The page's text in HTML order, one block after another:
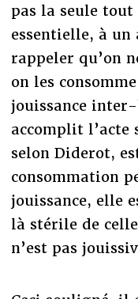
pas la seule tout
essentielle, à
rappeler qu’on
on les
jouissance
accomplit l’acte
selon Diderot,
consommation
jouissance, elle
là stérile de
n’est pas